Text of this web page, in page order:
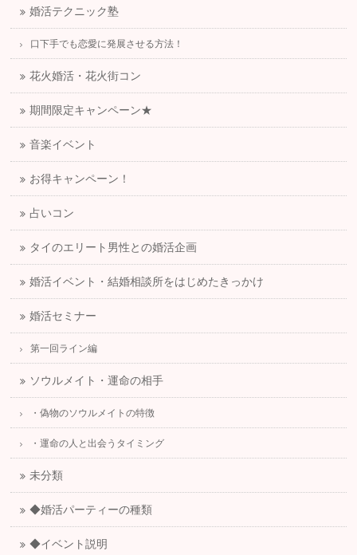
婚活テクニック塾
口下手でも恋愛に発展させる方法！
花火婚活・花火街コン
期間限定キャンペーン★
音楽イベント
お得キャンペーン！
占いコン
タイのエリート男性との婚活企画
婚活イベント・結婚相談所をはじめたきっかけ
婚活セミナー
第一回ライン編
ソウルメイト・運命の相手
・偽物のソウルメイトの特徴
・運命の人と出会うタイミング
未分類
◆婚活パーティーの種類
◆イベント説明